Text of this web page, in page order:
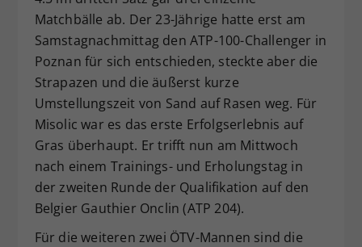
Matchbälle ab. Der 23-Jährige hatte erst am
Samstagnachmittag den ATP-100-Challenger in
Poznan für sich entschieden, steckte aber die
Strapazen und die äußerst kurze
Umstellungszeit von Sand auf Rasen weg. Für
Misolic war es das erste Erfolgserlebnis auf
Gras überhaupt. Er trifft nun am Mittwoch
nach einem Trainings- und Erholungstag in
der zweiten Runde der Qualifikation auf den
Belgier Gauthier Onclin (ATP 204).
Für die weiteren zwei ÖTV-Mannen sind die